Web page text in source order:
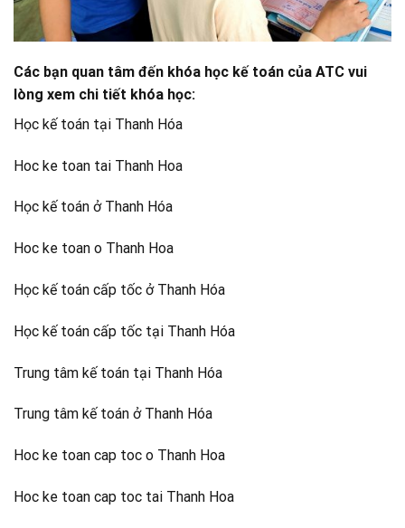
Các bạn quan tâm đến khóa học kế toán của ATC vui
lòng xem chi tiết khóa học:
Học kế toán tại Thanh Hóa
Hoc ke toan tai Thanh Hoa
Học kế toán ở Thanh Hóa
Hoc ke toan o Thanh Hoa
Học kế toán cấp tốc ở Thanh Hóa
Học kế toán cấp tốc tại Thanh Hóa
Trung tâm kế toán tại Thanh Hóa
Trung tâm kế toán ở Thanh Hóa
Hoc ke toan cap toc o Thanh Hoa
Hoc ke toan cap toc tai Thanh Hoa